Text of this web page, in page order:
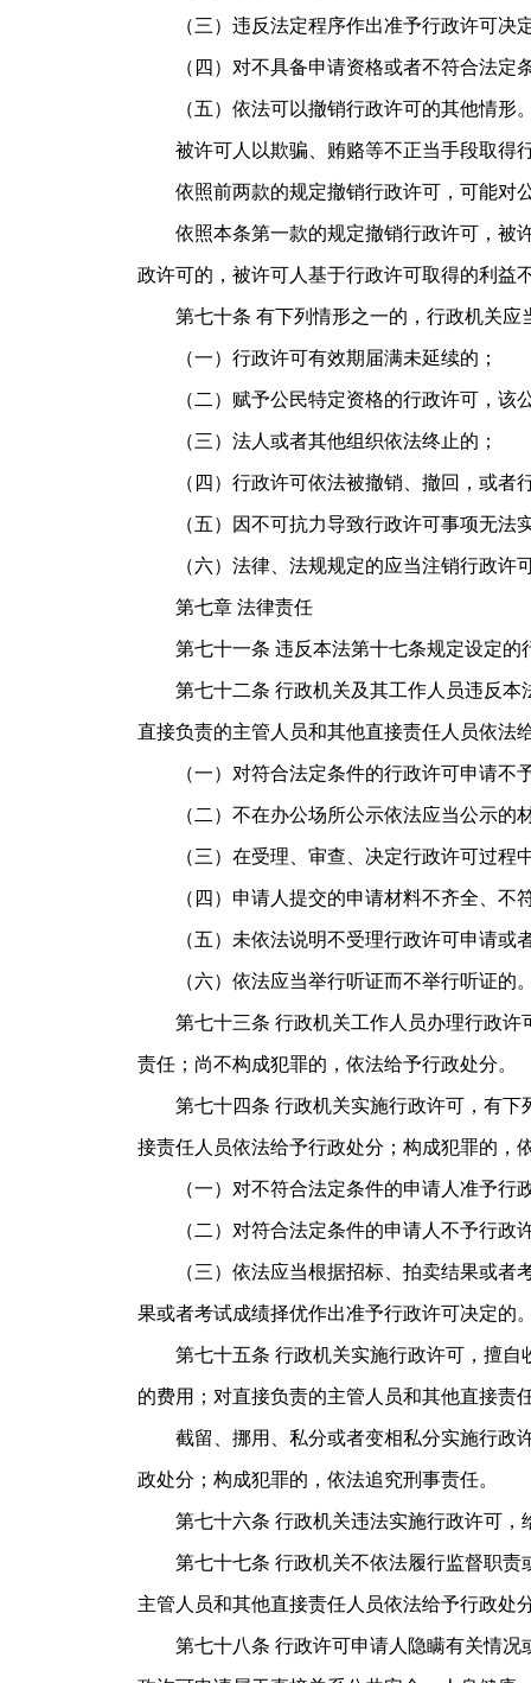
（三）违反法定程序作出准予行政许可决
（四）对不具备申请资格或者不符合法定
（五）依法可以撤销行政许可的其他情形
被许可人以欺骗、贿赂等不正当手段取得
依照前两款的规定撤销行政许可，可能对
依照本条第一款的规定撤销行政许可，被许
政许可的，被许可人基于行政许可取得的利益
第七十条 有下列情形之一的，行政机关应
（一）行政许可有效期届满未延续的；
（二）赋予公民特定资格的行政许可，该
（三）法人或者其他组织依法终止的；
（四）行政许可依法被撤销、撤回，或者
（五）因不可抗力导致行政许可事项无法
（六）法律、法规规定的应当注销行政
第七章 法律责任
第七十一条 违反本法第十七条规定设定的
第七十二条 行政机关及其工作人员违反本
直接负责的主管人员和其他直接责任人员依法
（一）对符合法定条件的行政许可申请不
（二）不在办公场所公示依法应当公示的
（三）在受理、审查、决定行政许可过程
（四）申请人提交的申请材料不齐全、不
（五）未依法说明不受理行政许可申请或
（六）依法应当举行听证而不举行听证的
第七十三条 行政机关工作人员办理行政许
责任；尚不构成犯罪的，依法给予行政处分。
第七十四条 行政机关实施行政许可，有下
接责任人员依法给予行政处分；构成犯罪的，
（一）对不符合法定条件的申请人准予行
（二）对符合法定条件的申请人不予行政
（三）依法应当根据招标、拍卖结果或者考
果或者考试成绩择优作出准予行政许可决定的
第七十五条 行政机关实施行政许可，擅自
的费用；对直接负责的主管人员和其他直接责
截留、挪用、私分或者变相私分实施行政许
政处分；构成犯罪的，依法追究刑事责任。
第七十六条 行政机关违法实施行政许可，
第七十七条 行政机关不依法履行监督职责
主管人员和其他直接责任人员依法给予行政处
第七十八条 行政许可申请人隐瞒有关情况